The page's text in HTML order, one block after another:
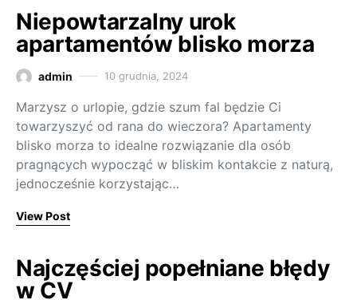
Niepowtarzalny urok
apartamentów blisko morza
admin 10 grudnia, 2024
Marzysz o urlopie, gdzie szum fal będzie Ci
towarzyszyć od rana do wieczora? Apartamenty
blisko morza to idealne rozwiązanie dla osób
pragnących wypocząć w bliskim kontakcie z naturą,
jednocześnie korzystając…
View Post
Najczęściej popełniane błędy
w CV